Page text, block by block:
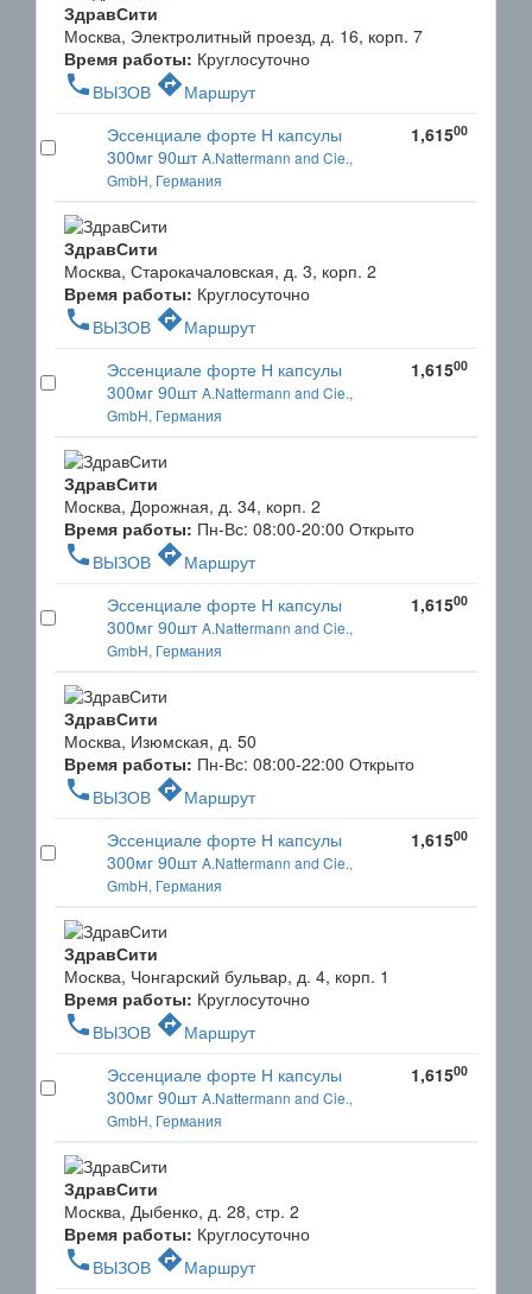
ЗдравСити
Москва, Электролитный проезд, д. 16, корп. 7
Время работы: Круглосуточно
phone ВЫЗОВ directionsМаршрут
Эссенциале форте Н капсулы
300мг 90штA.Nattermann and Cie.,
GmbH, Германия
1,61500
ЗдравСити
Москва, Старокачаловская, д. 3, корп. 2
Время работы: Круглосуточно
phone ВЫЗОВ directionsМаршрут
Эссенциале форте Н капсулы
300мг 90штA.Nattermann and Cie.,
GmbH, Германия
1,61500
ЗдравСити
Москва, Дорожная, д. 34, корп. 2
Время работы: Пн-Вс: 08:00-20:00 Открыто
phone ВЫЗОВ directionsМаршрут
Эссенциале форте Н капсулы
300мг 90штA.Nattermann and Cie.,
GmbH, Германия
1,61500
ЗдравСити
Москва, Изюмская, д. 50
Время работы: Пн-Вс: 08:00-22:00 Открыто
phone ВЫЗОВ directionsМаршрут
Эссенциале форте Н капсулы
300мг 90штA.Nattermann and Cie.,
GmbH, Германия
1,61500
ЗдравСити
Москва, Чонгарский бульвар, д. 4, корп. 1
Время работы: Круглосуточно
phone ВЫЗОВ directionsМаршрут
Эссенциале форте Н капсулы
300мг 90штA.Nattermann and Cie.,
GmbH, Германия
1,61500
ЗдравСити
Москва, Дыбенко, д. 28, стр. 2
Время работы: Круглосуточно
phone ВЫЗОВ directionsМаршрут